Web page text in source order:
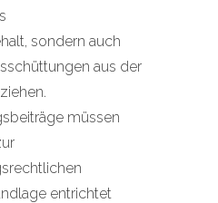
sondern auch
aus der
müssen
entrichtet